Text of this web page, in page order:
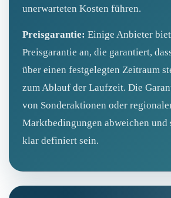
unerwarteten Kosten führen.
Preisgarantie: Einige Anbieter
Preisgarantie an, die garantiert,
über einen festgelegten Zeitraum
zum Ablauf der Laufzeit. Die
von Sonderaktionen oder
Marktbedingungen abweichen und
klar definiert sein.